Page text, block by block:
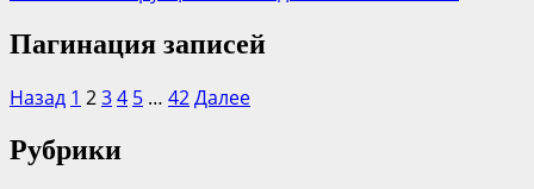
Пагинация записей
Назад 1 234 5 … 42Далее
Рубрики